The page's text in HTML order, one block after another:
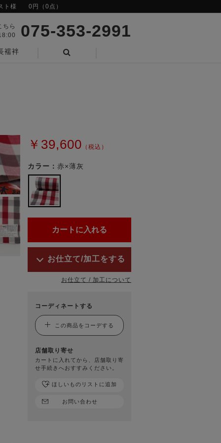
ト様 0円（0点）
ちら
075-353-2991
襦袢
￥39,600 （税込）
カラー： 赤×薄灰
お仕立て/加工をする
お仕立て / 加工について
コーディネートする
この商品をコーデする
店舗取り寄せ
カートに入れてから、店舗取り寄
せ手続きへおすすみください。
お問い合わせ
ほしいものリストに追加